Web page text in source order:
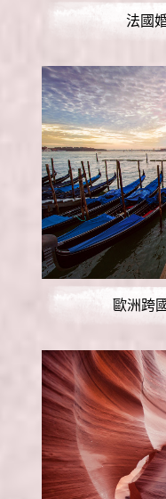
法國
歐洲跨